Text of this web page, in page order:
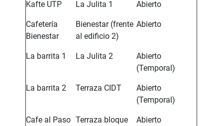
Kafte UTP La Julita 1 Abierto
Cafetería
Bienestar
Bienestar (frente
al edificio 2)
Abierto
La barrita 1 La Julita 2
Abierto
(Temporal)
La barrita 2 Terraza CIDT
Abierto
(Temporal)
Cafe al Paso Terraza bloque
Abierto